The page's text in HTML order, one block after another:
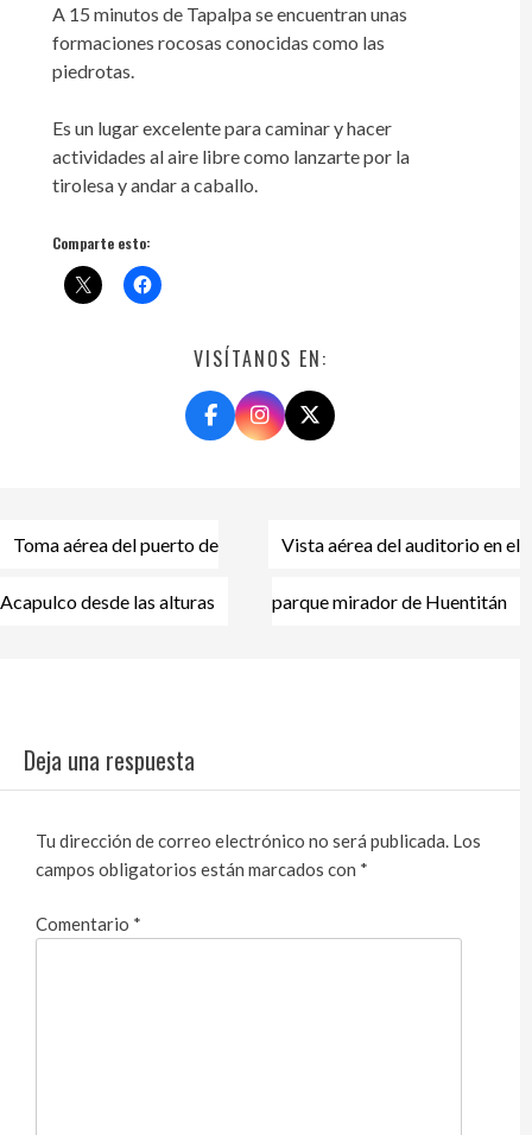
A 15 minutos de Tapalpa se encuentran unas
formaciones rocosas conocidas como las
piedrotas.
Es un lugar excelente para caminar y hacer
actividades al aire libre como lanzarte por la
tirolesa y andar a caballo.
Comparte esto:
VISÍTANOS EN:
Navegación
entradas
Toma aérea del puerto de
Acapulco desde las alturas
Vista aérea del auditorio en el
parque mirador de Huentitán
Deja una respuesta
Tu dirección de correo electrónico no será publicada. Los
campos obligatorios están marcados con *
Comentario *